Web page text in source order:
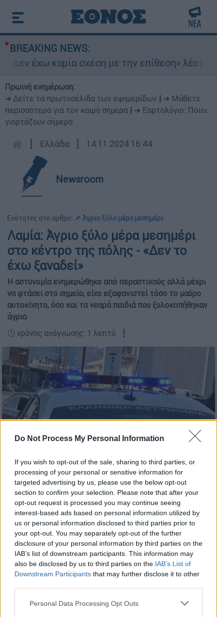
Do Not Process My Personal Information
If you wish to opt-out of the sale, sharing to third parties, or
processing of your personal or sensitive information for
targeted advertising by us, please use the below opt-out
section to confirm your selection. Please note that after your
opt-out request is processed you may continue seeing
interest-based ads based on personal information utilized by
us or personal information disclosed to third parties prior to
your opt-out. You may separately opt-out of the further
disclosure of your personal information by third parties on the
IAB’s list of downstream participants. This information may
also be disclosed by us to third parties on the IAB’s List of
Downstream Participants that may further disclose it to other
Please note that this website/app uses one or more Google
Personal Data Processing Opt Outs
BREAKING NEWS:
έχω καμία σχέση με την επίθεση» λέει η
Πρωινή ενημέρωση:
➔ Δείτε τα πρωτοσέλιδα των εφημερίδων
➔ Μάθετε
περισσότερα για τον καιρό σήμερα
➔ Εορτολόγιο: Ποιοι
γιορτάζουν σήμερα
┋ Ελλάδα ┋ 14.11.2024 16:44
Newsroom
Ενότητες στο άρθρο: 📌 Άγριο ξύλο μέρα μεσημέρι
Λαμία: Άγριο ξύλο μέρα μεσημέρι
στο κέντρο της πόλης - «Δεν το
έχω ξαναδεί»
Η αστυνομία ενημερώθηκε από περαστικούς αλλά μέχρι
να φτάσει στο σημείο, είχε εξαφανιστεί τόσο το μαύρο
αυτοκίνητο, όσο και τα νεαρά παιδιά που ξυλοκοπήθηκαν
άγρια
🕛 χρόνος ανάγνωσης: 1 λεπτό ┋
Περιπολικό της Ελληνικής Αστυνομίας (Βασίλης
Παπαδόπουλος/Eurokinissi)
Προσθέστε το ΕΘΝΟΣ στη Google
Έναςαδιανόητος καυγάςέλαβε χώρα το
μεσημέριτης Τετάρτηςστηνπλατεία
Πάρκουστο κέντρο τηςΛαμίας, όταν μια
4μελης παρέα από ένα μαύρο πολυτελές
αυτοκίνητο και επιτέθηκε σε νεαρούς.